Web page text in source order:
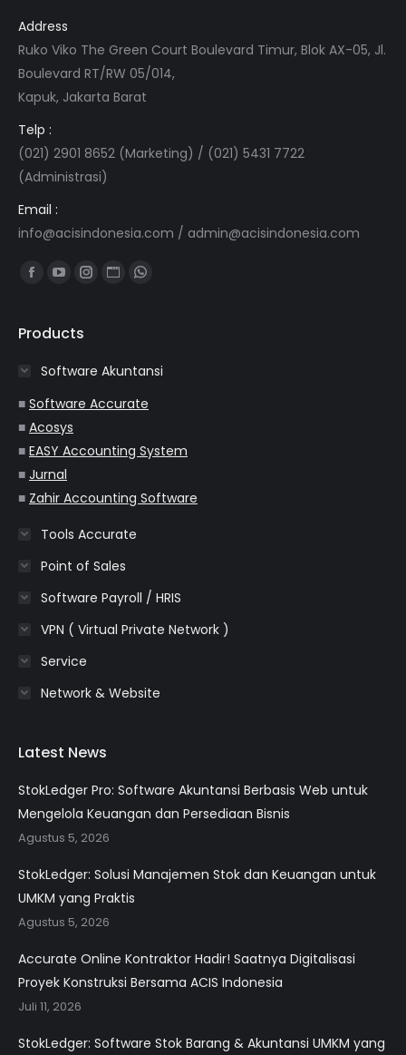
Address
Ruko Viko The Green Court Boulevard Timur, Blok AX-05, Jl.
Boulevard RT/RW 05/014,
Kapuk, Jakarta Barat
Telp :
(021) 2901 8652 (Marketing) / (021) 5431 7722
(Administrasi)
Email :
info@acisindonesia.com / admin@acisindonesia.com
Find us on:
Facebook
opens
new
window
YouTube
opens
new
window
Instagram
new
window
Website
new
window
Whatsapp
new
window
Products
Software Akuntansi
■ Software Accurate
■ Acosys
■ EASY Accounting System
■ Jurnal
■ Zahir Accounting Software
Tools Accurate
Point of Sales
Software Payroll / HRIS
VPN ( Virtual Private Network )
Service
Network & Website
Latest News
StokLedger Pro: Software Akuntansi Berbasis Web untuk
Mengelola Keuangan dan Persediaan Bisnis
Agustus 5, 2026
StokLedger: Solusi Manajemen Stok dan Keuangan untuk
UMKM yang Praktis
Agustus 5, 2026
Accurate Online Kontraktor Hadir! Saatnya Digitalisasi
Proyek Konstruksi Bersama ACIS Indonesia
Juli 11, 2026
StokLedger: Software Stok Barang & Akuntansi UMKM yang